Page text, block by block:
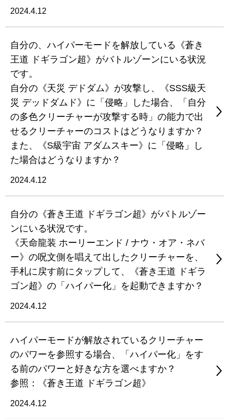
2024.4.12
自分の、ハイパーモードを解放している《蒼き
王道 ドギラゴン超》がバトルゾーンにいる状況
です。
自分の《天災 デドダム》が攻撃し、《SSS級天
災 デッドダムド》に「侵略」した場合、「自分
の多色クリーチャーが攻撃する時」の能力で出
せるクリーチャーのコストはどうなりますか？
また、《S級宇宙 アダムスキー》に「侵略」し
た場合はどうなりますか？
2024.4.12
自分の《蒼き王道 ドギラゴン超》がバトルゾー
ンにいる状況です。
《天命龍装 ホーリーエンド / ナウ・オア・ネバ
ー》の呪文側を唱えて出したクリーチャーを、
手札に戻す前にタップして、《蒼き王道 ドギラ
ゴン超》の「ハイパー化」を起動できますか？
2024.4.12
ハイパーモードが解放されているクリーチャー
のパワーを参照する場合、「ハイパー化」をす
る前のパワーと好きな方を選べますか？
参照：《蒼き王道 ドギラゴン超》
2024.4.12